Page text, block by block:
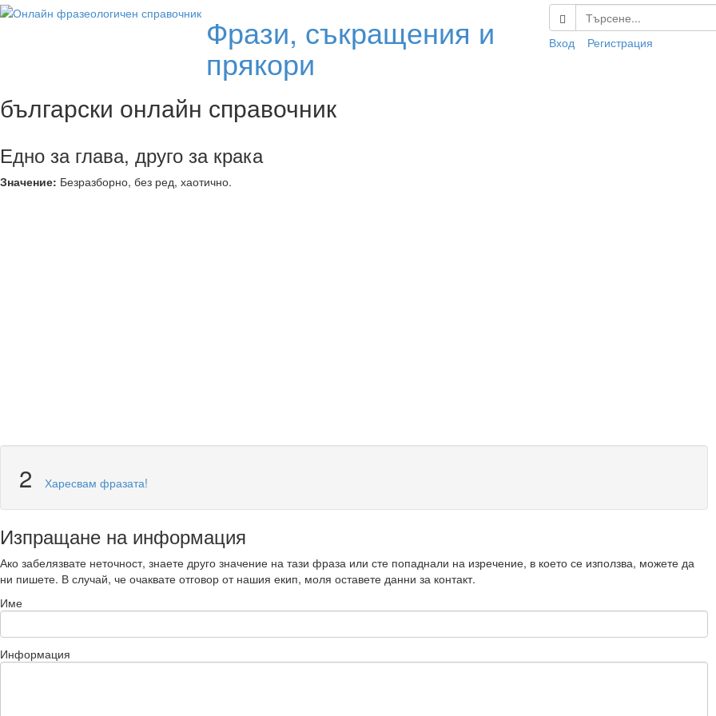
Фрази, съкращения и
прякори
български онлайн справочник
Вход Регистрация
Едно за глава, друго за крака
Значение: Безразборно, без ред, хаотично.
2 Харесвам фразата!
Изпращане на информация
Ако забелязвате неточност, знаете друго значение на тази фраза или сте попаднали на изречение, в което се използва, можете да
ни пишете. В случай, че очаквате отговор от нашия екип, моля оставете данни за контакт.
Име
Информация